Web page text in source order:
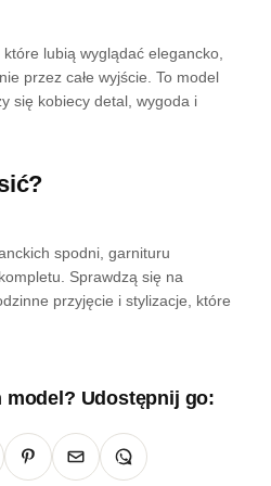
lubią wyglądać elegancko,
przez całe wyjście. To model
się kobiecy detal, wygoda i
spodni, garnituru
Sprawdzą się na
przyjęcie i stylizacje, które
model? Udostępnij go: